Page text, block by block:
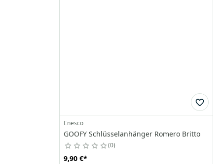
Enesco
GOOFY Schlüsselanhänger Romero Britto
0
9,90 €*